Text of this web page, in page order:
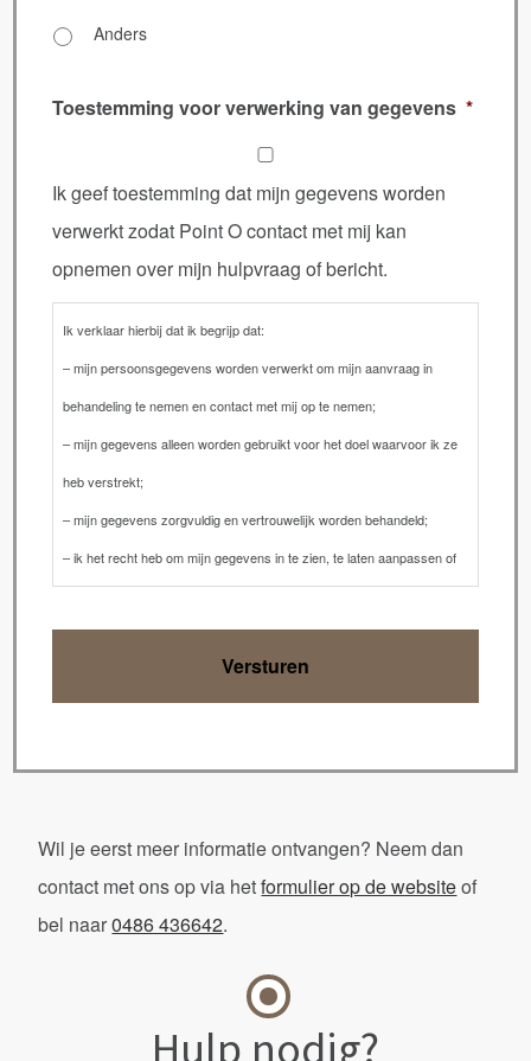
Anders
Toestemming voor verwerking van gegevens *
Ik geef toestemming dat mijn gegevens worden
verwerkt zodat Point O contact met mij kan
opnemen over mijn hulpvraag of bericht.
Ik verklaar hierbij dat ik begrijp dat:
– mijn persoonsgegevens worden verwerkt om mijn aanvraag in
behandeling te nemen en contact met mij op te nemen;
– mijn gegevens alleen worden gebruikt voor het doel waarvoor ik ze
heb verstrekt;
– mijn gegevens zorgvuldig en vertrouwelijk worden behandeld;
– ik het recht heb om mijn gegevens in te zien, te laten aanpassen of
Lees hier ons privacybeleid: https://point-o.nl/privacy/privacy.pdf
Wil je eerst meer informatie ontvangen? Neem dan
contact met ons op via hetformulier op de websiteof
bel naar0486 436642.
Hulp nodig?